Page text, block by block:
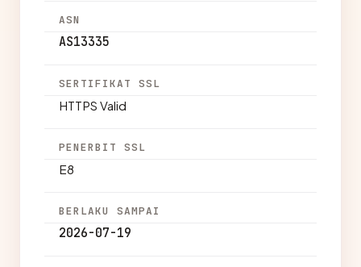
ASN
AS13335
SERTIFIKAT SSL
HTTPS Valid
PENERBIT SSL
E8
BERLAKU SAMPAI
2026-07-19